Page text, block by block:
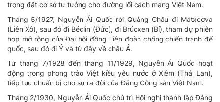
trọng đặt cơ sở tư tưởng cho đường lối cách mạng Việt Nam.
Tháng 5/1927, Nguyễn Ái Quốc rời Quảng Châu đi Mátxcơva
(Liên Xô), sau đó đi Béclin (Đức), đi Brúcxen (Bỉ), tham dự phiên
họp mở rộng của Đại hội đồng Liên đoàn chống chiến tranh đế
quốc, sau đó đi Ý và từ đây về châu Á.
Từ tháng 7/1928 đến tháng 11/1929, Nguyễn Ái Quốc hoạt
động trong phong trào Việt kiều yêu nước ở Xiêm (Thái Lan),
tiếp tục chuẩn bị cho sự ra đời của Đảng Cộng sản Việt Nam.
Tháng 2/1930, Nguyễn Ái Quốc chủ trì Hội nghị thành lập Đảng